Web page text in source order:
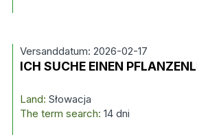
Versanddatum: 2026-02-17
ICH SUCHE EINEN
Land: Słowacja
The term search: 14 dni